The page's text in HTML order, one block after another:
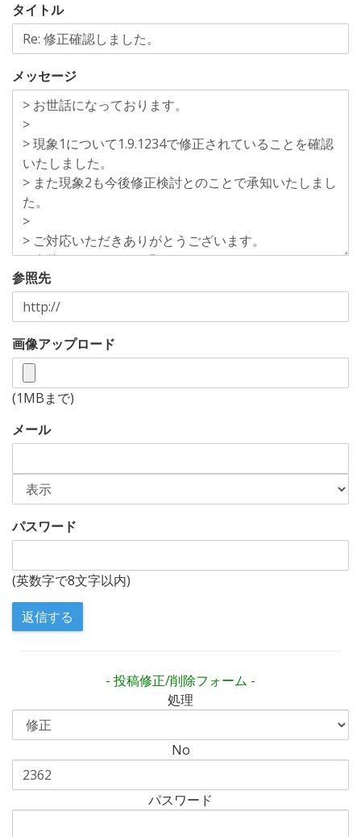
タイトル
メッセージ
参照先
画像アップロード
(1MBまで)
メール
パスワード
(英数字で8文字以内)
- 投稿修正/削除フォーム -
処理
No
パスワード